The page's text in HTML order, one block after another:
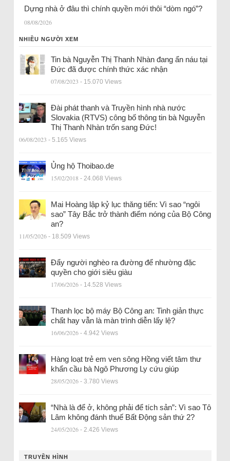
Dựng nhà ở đâu thì chính quyền mới thôi “dòm ngó”?
08/08/2026
NHIỀU NGƯỜI XEM
Tin bà Nguyễn Thị Thanh Nhàn đang ẩn náu tại
Đức đã được chính thức xác nhận
07/08/2023 - 15.070 Views
Đài phát thanh và Truyền hình nhà nước
Slovakia (RTVS) công bố thông tin bà Nguyễn
Thị Thanh Nhàn trốn sang Đức!
06/08/2023 - 5.165 Views
Ủng hộ Thoibao.de
15/02/2018 - 24.068 Views
Mai Hoàng lập kỷ lục thăng tiến: Vì sao “ngôi
sao” Tây Bắc trở thành điểm nóng của Bộ Công
an?
11/05/2026 - 18.509 Views
Đẩy người nghèo ra đường để nhường đặc
quyền cho giới siêu giàu
17/06/2026 - 14.528 Views
Thanh lọc bộ máy Bộ Công an: Tinh giản thực
chất hay vẫn là màn trình diễn lấy lệ?
16/06/2026 - 4.942 Views
Hàng loạt trẻ em ven sông Hồng viết tâm thư
khẩn cầu bà Ngô Phương Ly cứu giúp
28/05/2026 - 3.780 Views
“Nhà là để ở, không phải để tích sản”: Vì sao Tô
Lâm không đánh thuế Bất Động sản thứ 2?
24/05/2026 - 2.426 Views
TRUYỀN HÌNH